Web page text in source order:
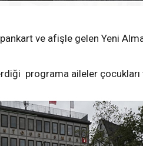
ve afişle gelen Yeni
programa aileler